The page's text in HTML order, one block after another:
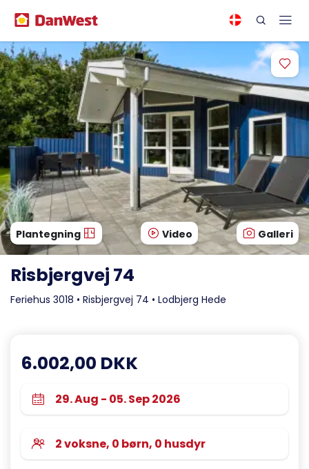
Plantegning Video Galleri
Risbjergvej 74
Feriehus 3018 • Risbjergvej 74 • Lodbjerg Hede
6.002,00 DKK